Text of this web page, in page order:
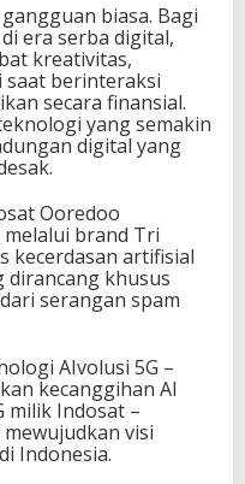
biasa. Bagi
era serba digital,
kreativitas,
saat berinteraksi
secara finansial.
yang semakin
digital yang
Ooredoo
brand Tri
kecerdasan artifisial
dirancang khusus
serangan spam
AIvolusi 5G –
kecanggihan AI
milik Indosat –
visi
Indonesia.